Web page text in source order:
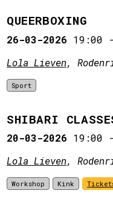
QUEERBOXING
26-03-2026 19:00
Lola Lieven,
Sport
SHIBARI
20-03-2026 19:00
Lola Lieven,
Workshop Kink